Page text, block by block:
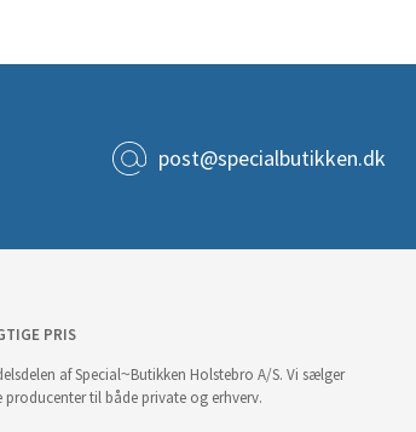
post@specialbutikken.dk
PRIS
af Special~Butikken Holstebro A/S. Vi sælger
til både private og erhverv.